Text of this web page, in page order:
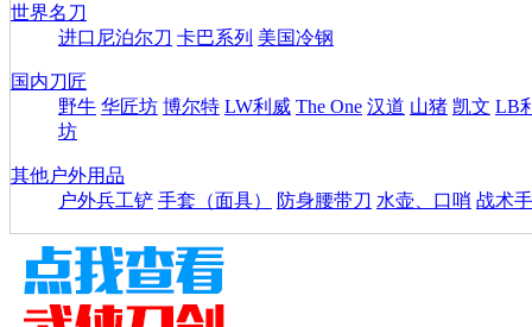
世界名刀
进口尼泊尔刀 卡巴系列 美国冷钢
国内刀匠
野牛 华匠坊 博尔特 LW利威 The One 汉道 山猪 凯文 LB
坊
其他户外用品
户外兵工铲 手套（面具） 防身腰带刀 水壶、口哨 战术